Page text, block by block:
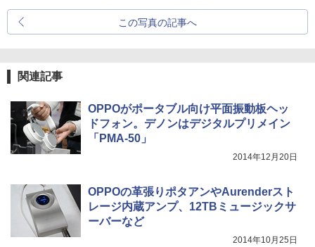
この写真の記事へ
関連記事
OPPOがポータブル向け平面振動板ヘッ
ドフォン。デノンはデジタルプリメイン
「PMA-50」
2014年12月20日
OPPOの革張りポタアンやAurenderスト
レージ内蔵アンプ、12TBミュージックサ
ーバーなど
2014年10月25日